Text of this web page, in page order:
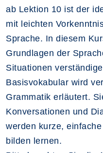
ab Lektion 10 ist der
mit leichten
Sprache. In diesem
Grundlagen der
Situationen
Basisvokabular wird
Grammatik erläutert.
Konversationen und
werden kurze,
bilden lernen.